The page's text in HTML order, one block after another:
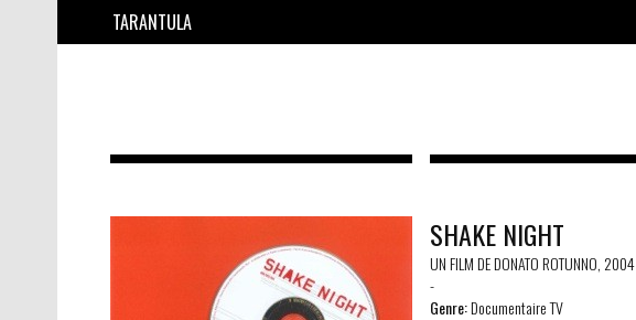
TARANTULA
SHAKE NIGHT
UN FILM DE DONATO ROTUNNO, 2004
-
Genre:Documentaire TV